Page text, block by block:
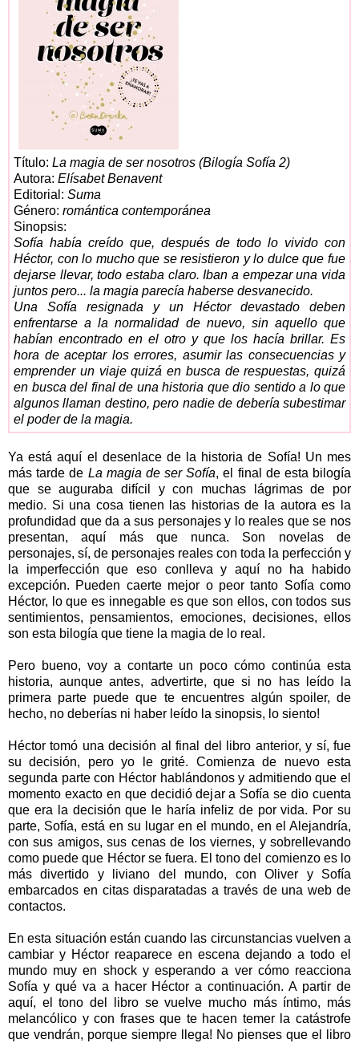
Título: La magia de ser nosotros (Bilogía Sofía 2)
Autora: Elísabet Benavent
Editorial: Suma
Género: romántica contemporánea
Sinopsis:
Sofía había creído que, después de todo lo vivido con
Héctor, con lo mucho que se resistieron y lo dulce que fue
dejarse llevar, todo estaba claro. Iban a empezar una vida
juntos pero... la magia parecía haberse desvanecido.
Una Sofía resignada y un Héctor devastado deben
enfrentarse a la normalidad de nuevo, sin aquello que
habían encontrado en el otro y que los hacía brillar. Es
hora de aceptar los errores, asumir las consecuencias y
emprender un viaje quizá en busca de respuestas, quizá
en busca del final de una historia que dio sentido a lo que
algunos llaman destino, pero nadie de debería subestimar
el poder de la magia.
Ya está aquí el desenlace de la historia de Sofía! Un mes
más tarde de La magia de ser Sofía, el final de esta bilogía
que se auguraba difícil y con muchas lágrimas de por
medio. Si una cosa tienen las historias de la autora es la
profundidad que da a sus personajes y lo reales que se nos
presentan, aquí más que nunca. Son novelas de
personajes, sí, de personajes reales con toda la perfección y
la imperfección que eso conlleva y aquí no ha habido
excepción. Pueden caerte mejor o peor tanto Sofía como
Héctor, lo que es innegable es que son ellos, con todos sus
sentimientos, pensamientos, emociones, decisiones, ellos
son esta bilogía que tiene la magia de lo real.
Pero bueno, voy a contarte un poco cómo continúa esta
historia, aunque antes, advertirte, que si no has leído la
primera parte puede que te encuentres algún spoiler, de
hecho, no deberías ni haber leído la sinopsis, lo siento!
Héctor tomó una decisión al final del libro anterior, y sí, fue
su decisión, pero yo le grité. Comienza de nuevo esta
segunda parte con Héctor hablándonos y admitiendo que el
momento exacto en que decidió dejar a Sofía se dio cuenta
que era la decisión que le haría infeliz de por vida. Por su
parte, Sofía, está en su lugar en el mundo, en el Alejandría,
con sus amigos, sus cenas de los viernes, y sobrellevando
como puede que Héctor se fuera. El tono del comienzo es lo
más divertido y liviano del mundo, con Oliver y Sofía
embarcados en citas disparatadas a través de una web de
contactos.
En esta situación están cuando las circunstancias vuelven a
cambiar y Héctor reaparece en escena dejando a todo el
mundo muy en shock y esperando a ver cómo reacciona
Sofía y qué va a hacer Héctor a continuación. A partir de
aquí, el tono del libro se vuelve mucho más íntimo, más
melancólico y con frases que te hacen temer la catástrofe
que vendrán, porque siempre llega! No pienses que el libro